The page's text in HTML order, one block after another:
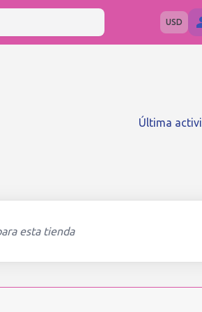
USD
Última
esta tienda